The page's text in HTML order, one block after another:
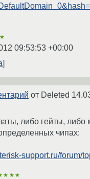
★
09:53:53 +00:00
от Deleted
либо гейты,
чипах:
support.ru/forum/